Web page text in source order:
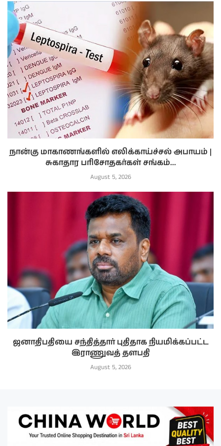
நான்கு மாகாணங்களில் எலிக்காய்ச்சல் அபாயம் |
சுகாதார பரிசோதகர்கள் சங்கம்...
August 5, 2026
ஜனாதிபதியை சந்தித்தார் புதிதாக நியமிக்கப்பட்ட
இராணுவத் தளபதி
August 5, 2026